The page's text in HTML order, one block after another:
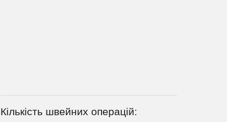
Кількість швейних операцій: